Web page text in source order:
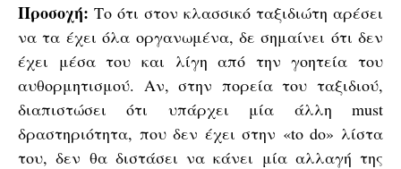
Προσοχή: Το ότι στον κλασσικό ταξιδιώτη αρέσει
να τα έχει όλα οργανωμένα, δε σημαίνει ότι δεν
έχει μέσα του και λίγη από την γοητεία του
αυθορμητισμού. Αν, στην πορεία του ταξιδιού,
διαπιστώσει ότι υπάρχει μία άλλη must
δραστηριότητα, που δεν έχει στην «to do» λίστα
του, δεν θα διστάσει να κάνει μία αλλαγή της